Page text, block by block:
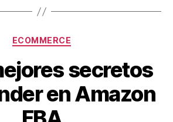
Categorías
ECOMMERCE
secretos
en Amazon